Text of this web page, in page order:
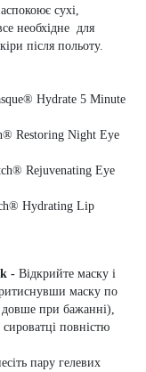
сухі,
необхідне для
після польоту.
Hydrate 5 Minute
Restoring Night Eye
Rejuvenating Eye
Hydrating Lip
- Відкрийте маску і
маску по
при бажанні),
повністю
пару гелевих